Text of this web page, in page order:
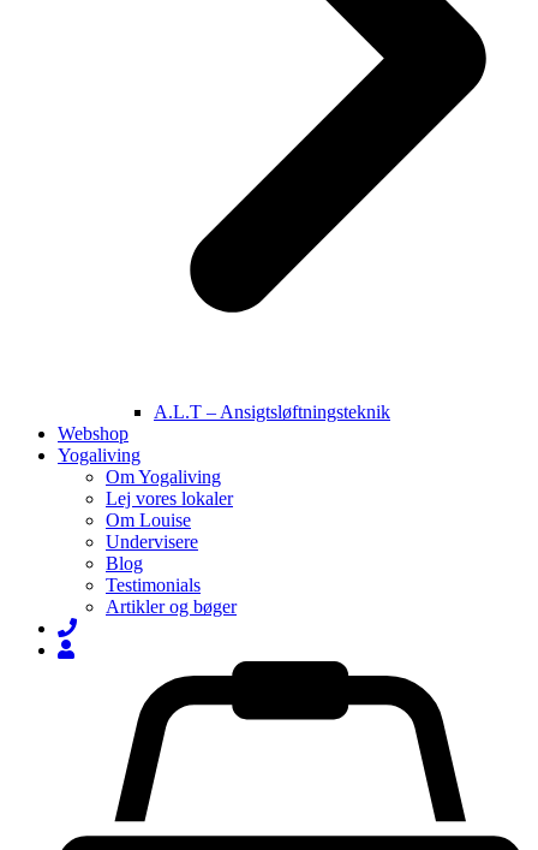
A.L.T – Ansigtsløftningsteknik
Webshop
Yogaliving
Om Yogaliving
Lej vores lokaler
Om Louise
Undervisere
Blog
Testimonials
Artikler og bøger